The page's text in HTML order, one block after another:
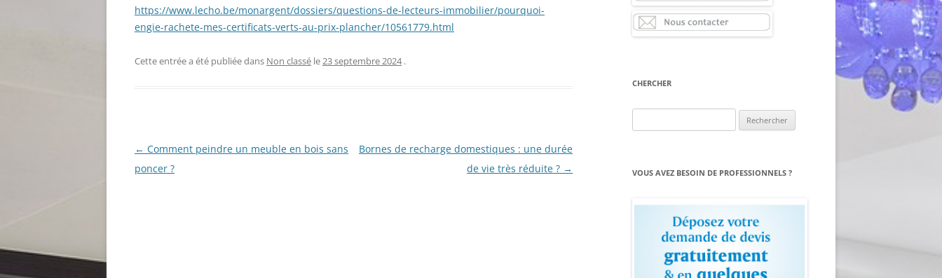
https://www.lecho.be/monargent/dossiers/questions-de-lecteurs-immobilier/pourquoi-
engie-rachete-mes-certificats-verts-au-prix-plancher/10561779.html
Cette entrée a été publiée dans Non classé le23 septembre 2024 .
Navigation
des
← Comment peindre un meuble en bois sans
poncer ?
Bornes de recharge domestiques : une durée
de vie très réduite ? →
CHERCHER
VOUS AVEZ BESOIN DE PROFESSIONNELS ?